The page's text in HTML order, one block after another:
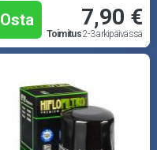
Osta 7,90 €
Toimitus2-3 arkipäivässä